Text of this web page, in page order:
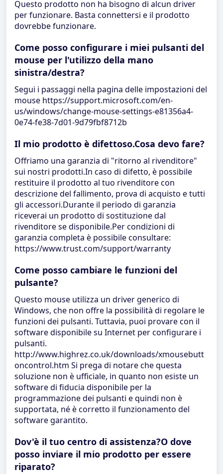
Questo prodotto non ha bisogno di alcun driver
per funzionare. Basta connettersi e il prodotto
dovrebbe funzionare.
Come posso configurare i miei pulsanti del
mouse per l'utilizzo della mano
sinistra/destra?
Segui i passaggi nella pagina delle impostazioni del
mouse https://support.microsoft.com/en-
us/windows/change-mouse-settings-e81356a4-
0e74-fe38-7d01-9d79fbf8712b
Il mio prodotto è difettoso.Cosa devo fare?
Offriamo una garanzia di "ritorno al rivenditore"
sui nostri prodotti.In caso di difetto, è possibile
restituire il prodotto al tuo rivenditore con
descrizione del fallimento, prova di acquisto e tutti
gli accessori.Durante il periodo di garanzia
riceverai un prodotto di sostituzione dal
rivenditore se disponibile.Per condizioni di
garanzia completa è possibile consultare:
https://www.trust.com/support/warranty
Come posso cambiare le funzioni del
pulsante?
Questo mouse utilizza un driver generico di
Windows, che non offre la possibilità di regolare le
funzioni dei pulsanti. Tuttavia, puoi provare con il
software disponibile su Internet per configurare i
pulsanti.
http://www.highrez.co.uk/downloads/xmousebutt
oncontrol.htm Si prega di notare che questa
soluzione non è ufficiale, in quanto non esiste un
software di fiducia disponibile per la
programmazione dei pulsanti e quindi non è
supportata, né è corretto il funzionamento del
software garantito.
Dov'è il tuo centro di assistenza?O dove
posso inviare il mio prodotto per essere
riparato?